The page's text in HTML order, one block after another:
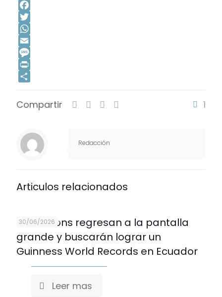
Facebook
Twitter
WhatsApp
Email
Message
Print
Compartir
1
Redacción
Articulos relacionados
30/06/2026
Los Minions regresan a la pantalla
grande y buscarán lograr un
Guinness World Records en Ecuador
Leer mas